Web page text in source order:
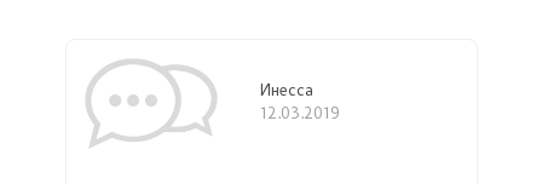
Инесса
12.03.2019